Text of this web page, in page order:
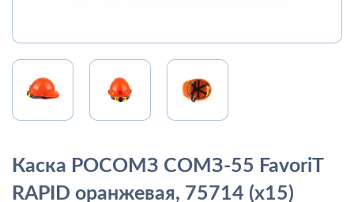
Каска РОСОМЗ СОМЗ-55 FavoriT
RAPID оранжевая, 75714 (х15)